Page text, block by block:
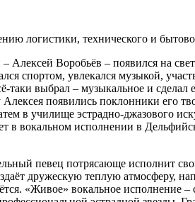
логистики, технического и
Алексей Воробьёв – появился на
спортом, увлекался музыкой,
выбрал – музыкальное и сделал
появились поклонники его
в училище эстрадно-джазового
в вокальном исполнении в
певец потрясающе исполнит
дружескую теплую атмосферу,
«Живое» вокальное исполнение